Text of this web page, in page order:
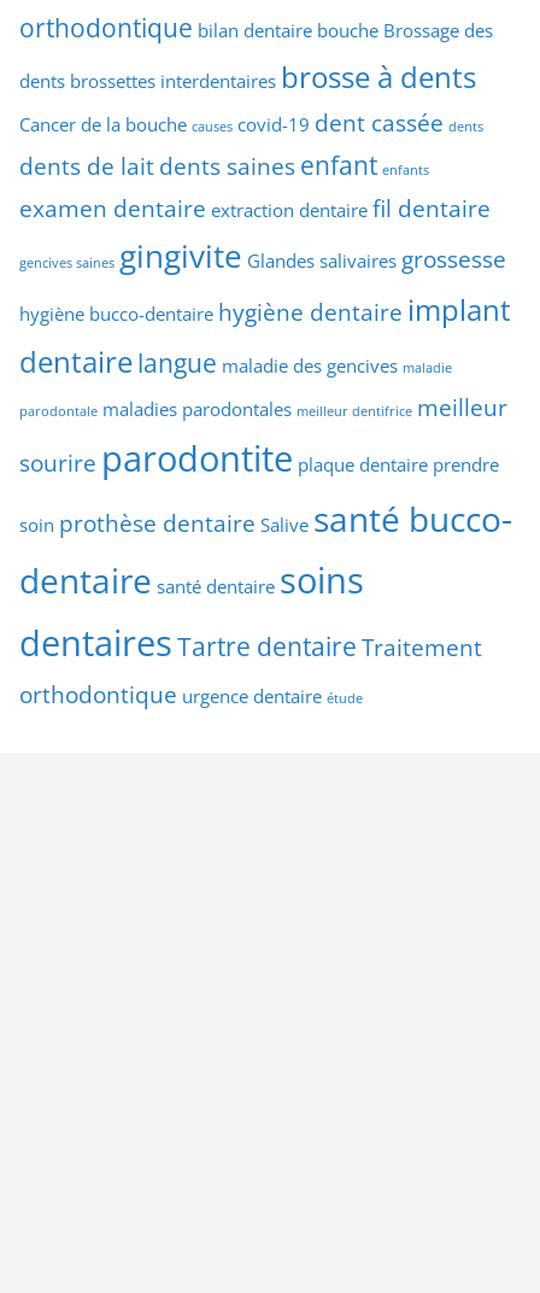
orthodontique bilan dentaire bouche Brossage des
dents brossettes interdentaires brosse à dents
Cancer de la bouche causes covid-19 dent cassée dents
dents de lait dents saines enfant enfants
examen dentaire extraction dentaire fil dentaire
gencives saines gingivite Glandes salivaires grossesse
hygiène bucco-dentaire hygiène dentaire implant
dentairelangue maladie des gencives maladie
parodontale maladies parodontales meilleur dentifrice meilleur
sourire parodontite plaque dentaire prendre
soin prothèse dentaire Salive santé bucco-
dentaire santé dentaire soins
dentairesTartre dentaire Traitement
orthodontique urgence dentaire étude